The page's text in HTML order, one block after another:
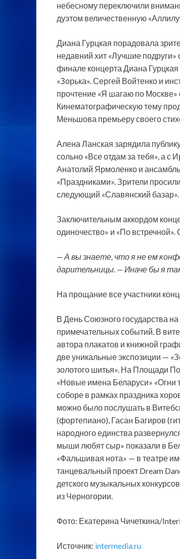
небесному переключили
дуэтом величественную
Диана Гурцкая порадовала
недавний хит «Лучшие
финале концерта Диана
«Зорька». Сергей Войтенко и
прочтение «Я шагаю по
Кинематографическую тему
Меньшова премьеру своего
Алена Ланская зарядила
сольно «Все отдам за тебя», а с
Анатолий Ярмоленко и
«Праздниками». Зрители
следующий «Славянский базар».
Заключительным аккордом
одиночество» и «По встречной».
— А вы знаете, что я не ем
дарительницы. — Иначе бы я
На прощание все участники
В День Союзного государства
примечательных событий. В
автора плакатов и книжной
две уникальные экспозиции —
золотого шитья». На Площади
«Новые имена Беларуси»
соборе в рамках праздника
можно было послушать в
(фортепиано), Гасан Багиров
народного единства
мыши любят сыр» показали в
«Фальшивая нота» — в театре
танцевальный проект Dream
детского музыкальных
из Черногории.
Фото: Екатерина Чичеткина/
Источник: intermedia.ru